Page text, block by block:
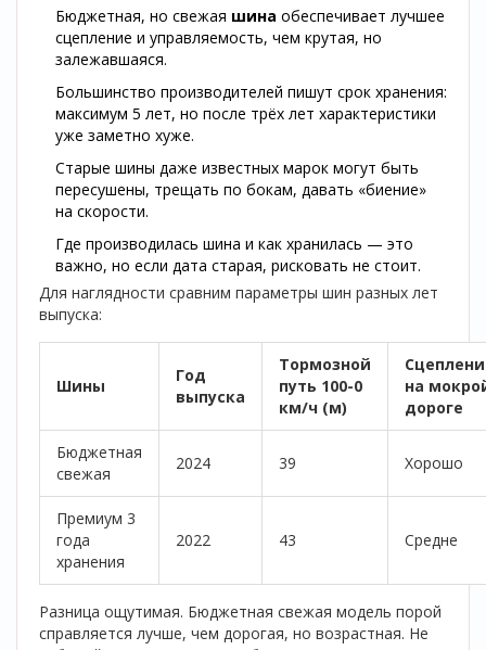
Бюджетная, но свежая шина обеспечивает лучшее
сцепление и управляемость, чем крутая, но
залежавшаяся.
Большинство производителей пишут срок хранения:
максимум 5 лет, но после трёх лет характеристики
уже заметно хуже.
Старые шины даже известных марок могут быть
пересушены, трещать по бокам, давать «биение»
на скорости.
Где производилась шина и как хранилась — это
важно, но если дата старая, рисковать не стоит.
Для наглядности сравним параметры шин разных лет
выпуска:
Шины
Год
выпуска
Тормозной
путь 100-0
км/ч (м)
на
дороге
Бюджетная
свежая
2024 39 Хорошо
Премиум 3
года
хранения
2022 43 Средне
Разница ощутимая. Бюджетная свежая модель порой
справляется лучше, чем дорогая, но возрастная. Не